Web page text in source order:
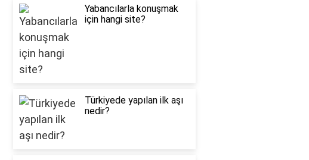
Yabancılarla konuşmak
için hangi site?
Türkiyede yapılan ilk aşı
nedir?